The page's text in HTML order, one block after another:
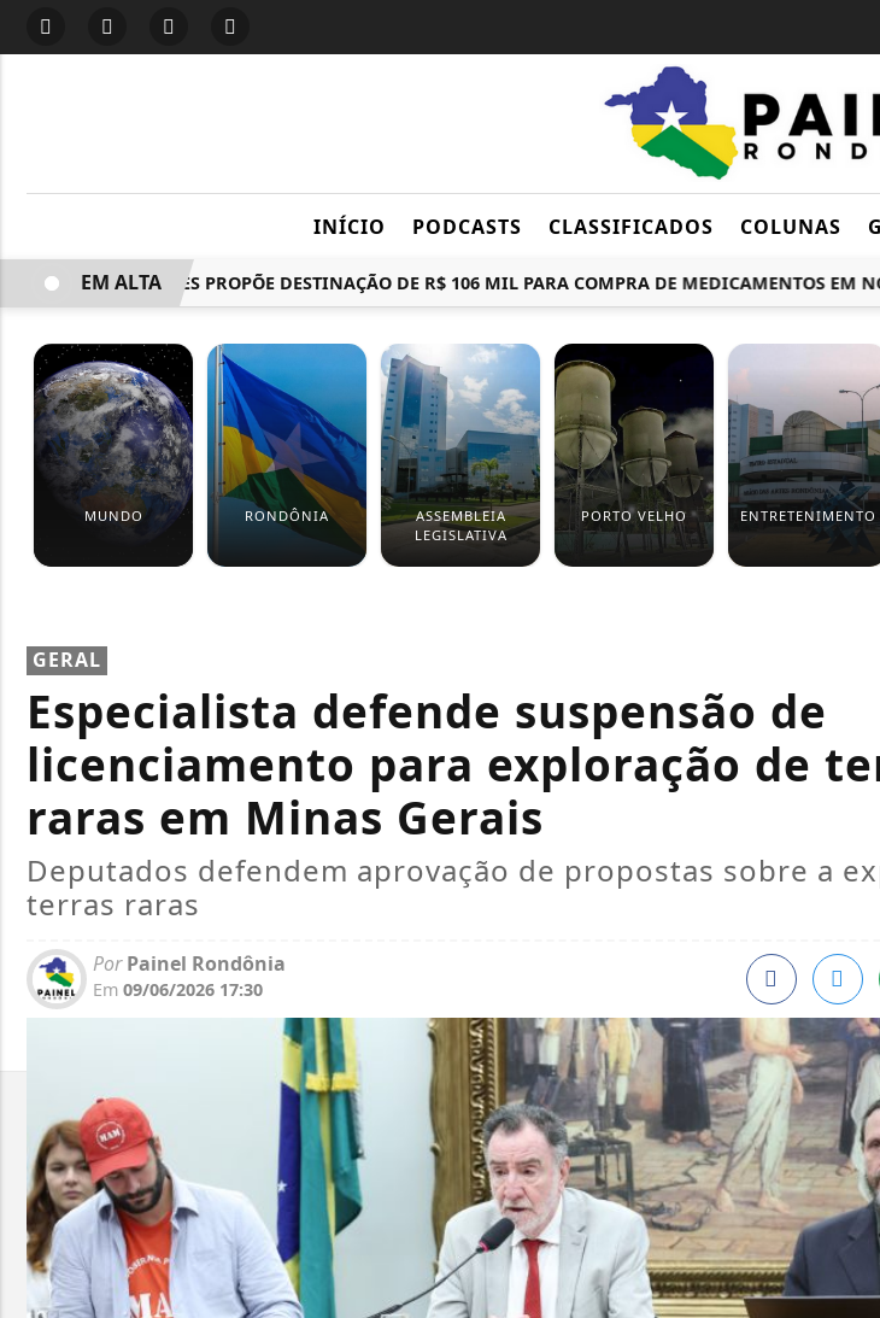
INÍCIO PODCASTS CLASSIFICADOS COLUNAS
IEDA CHAVES PROPÕE DESTINAÇÃO DE R$ 106 MIL PARA COMPRA DE MEDICAMENTOS EM
EM ALTA
MUNDO RONDÔNIA
ASSEMBLEIA
LEGISLATIVA
PORTO VELHO ENTRETENIMENTO
GERAL
Especialista defende suspensão de
licenciamento para exploração de
raras em Minas Gerais
Deputados defendem aprovação de propostas sobre a
terras raras
PorPainel Rondônia
Em 09/06/2026 17:30